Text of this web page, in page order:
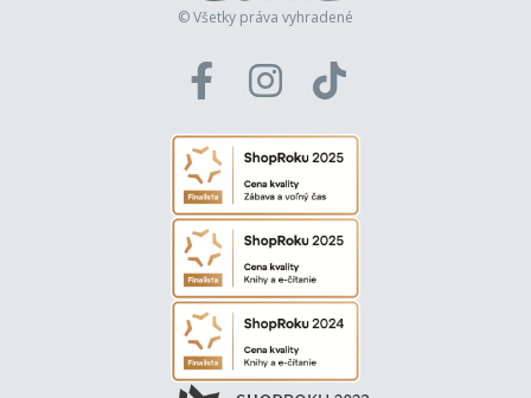
© Všetky práva vyhradené